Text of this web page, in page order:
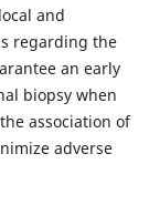
and
regarding the
an early
biopsy when
association of
adverse